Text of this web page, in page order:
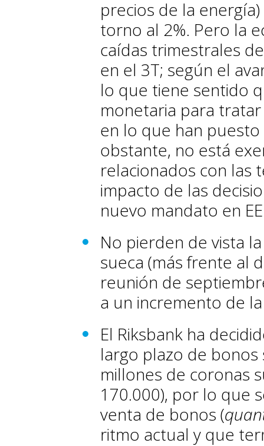
precios de la
torno al 2%. Pero la
caídas trimestrales
en el 3T; según el
lo que tiene sentido
monetaria para
en lo que han puesto
obstante, no está
relacionados con las
impacto de las
nuevo mandato en
No pierden de vista
sueca (más frente al
reunión de
a un incremento de
El Riksbank ha
largo plazo de
millones de coronas
170.000), por lo que
venta de bonos (
ritmo actual y que